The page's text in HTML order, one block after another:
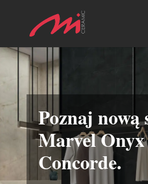
Poznaj nową
Marvel
Concorde.